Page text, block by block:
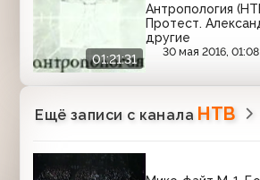
01:21:31
Антропология
Протест.
другие
30 мая 2016, 01:08
Ещё записи с канала НТВ